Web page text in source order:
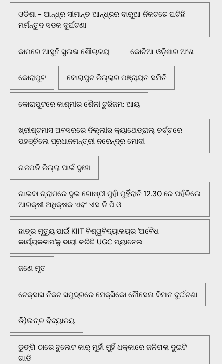
ଓଡିଶା - ଆନ୍ଧ୍ର ସୀମାନ୍ତ ଆନ୍ଧ୍ରର ବାରୁଆ ନିକଟରେ ଘଟିଛି
ମର୍ମନ୍ତୁଦ ସଡକ ଦୁର୍ଘଟଣା
କାମରେ ଆସୁନି ସୁଲଭ ଶୌଚାଳୟ କୋଟିଆ ଓଡ଼ିଶାର ଅଂଶ
କୋରାପୁଟ କୋରାପୁଟ ଜିଲ୍ଲାର ପଞ୍ଚାୟତ ସମିତି
କୋରାପୁଟରେ କାଶ୍ମୀର ଶୈଳୀ ଟୁରିଜମ: ଆୟ
ଖ୍ରୀଷ୍ଟମାସ ଅବସରରେ ଦିଲ୍ଲୀର କ୍ୟାଥେଡ୍ରାଲ୍ ଚର୍ଚ୍ଚରେ
ପହଞ୍ଚିଲେ ପ୍ରଧାନମନ୍ତ୍ରୀ ନରେନ୍ଦ୍ର ମୋଦୀ
ଗଜପତି ଜିଲ୍ଲା ପାଇଁ ଦୁଃଖ
ଗାଇବା ଗ୍ରାମରେ ଦୁଇ ଗୋଷ୍ଠୀ ମୁହାଁ ମୁହିଁରାତି 12.30 ରେ ପହଁଚିଲେ
ଆରକ୍ଷୀ ଅଧିକ୍ଷକ ଏବଂ ଏସ ଡି ପି ଓ
ଛାତ୍ର ମୃତ୍ୟୁ ପାଇଁ KIIT ବିଶ୍ୱବିଦ୍ୟାଳୟର 'ଅବୈଧ
କାର୍ଯ୍ୟକଳାପ'କୁ ଦାୟୀ କରିଛି UGC ପ୍ୟାନେଲ
ଜଣେ ମୃତ
ଟେକ୍ସାସ ନିକଟ ସମୁଦ୍ରରେ ମେକ୍ସିକୋ ନୌସେନା ବିମାନ ଦୁର୍ଘଟଣା
ଡି)ଉଚ୍ଚ ବିଦ୍ୟାଳୟ
ଡୁଙ୍ଗି ଠାରେ ବୁଲେଟ କାର୍ ମୁହାଁ ମୁହିଁ ଧକ୍କାରେ ଜଳିଗଲା ଦୁଇଟି
ଗାଡି